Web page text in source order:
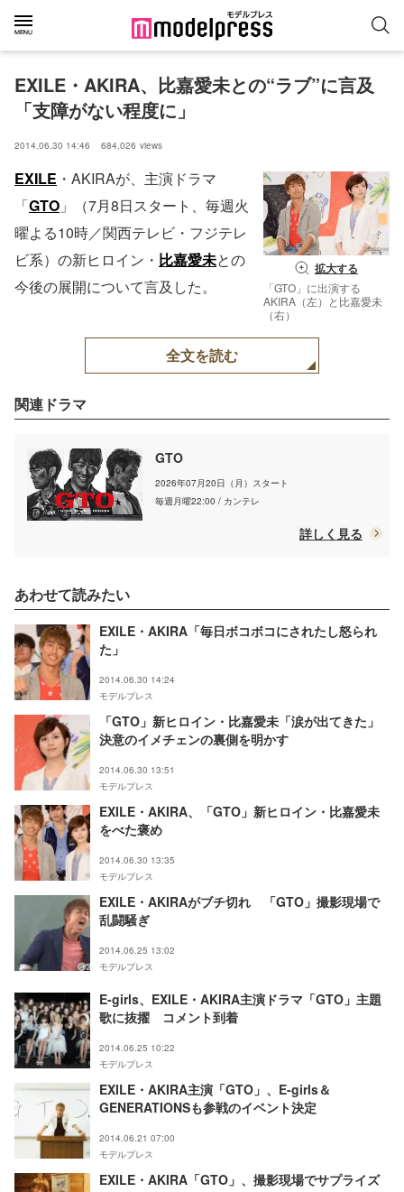
EXILE・AKIRA、比嘉愛未との“ラブ”に言及
「支障がない程度に」
2014.06.30 14:46 684,026 views
拡大する
「GTO」に出演する
AKIRA（左）と比嘉愛未
（右）
EXILE ・AKIRAが、主演ドラマ
「GTO 」（7月8日スタート、毎週火
曜よる10時／関西テレビ・フジテレ
ビ系）の新ヒロイン・ 比嘉愛未との
今後の展開について言及した。
全文を読む
関連ドラマ
GTO
2026年07月20日（月）スタート
毎週月曜22:00 / カンテレ
詳しく見る
あわせて読みたい
EXILE・AKIRA「毎日ボコボコにされたし怒られ
た」
2014.06.30 14:24
モデルプレス
「GTO」新ヒロイン・比嘉愛未「涙が出てきた」
決意のイメチェンの裏側を明かす
2014.06.30 13:51
モデルプレス
EXILE・AKIRA、「GTO」新ヒロイン・比嘉愛未
をべた褒め
2014.06.30 13:35
モデルプレス
EXILE・AKIRAがブチ切れ 「GTO」撮影現場で
乱闘騒ぎ
2014.06.25 13:02
モデルプレス
E-girls、EXILE・AKIRA主演ドラマ「GTO」主題
歌に抜擢 コメント到着
2014.06.25 10:22
モデルプレス
EXILE・AKIRA主演「GTO」、E-girls＆
GENERATIONSも参戦のイベント決定
2014.06.21 07:00
モデルプレス
EXILE・AKIRA「GTO」、撮影現場でサプライズ